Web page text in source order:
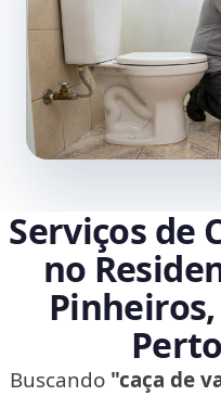
Serviços de
no
Pinheiros,
Buscando "caça de